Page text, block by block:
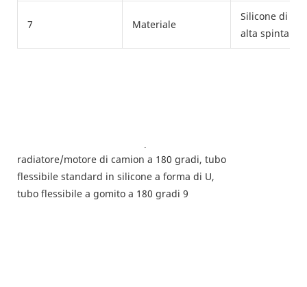
7 Materiale
Silicone di
alta spinta